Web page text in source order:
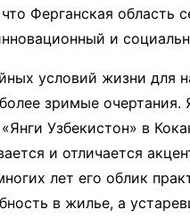
Ферганская область
и
условий жизни для
зримые
Узбекистон» в
и отличается
лет его облик
в жилье, а